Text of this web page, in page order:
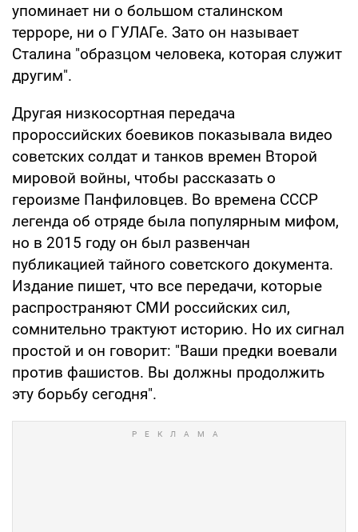
упоминает ни о большом сталинском
терроре, ни о ГУЛАГе. Зато он называет
Сталина "образцом человека, которая служит
другим".
Другая низкосортная передача
пророссийских боевиков показывала видео
советских солдат и танков времен Второй
мировой войны, чтобы рассказать о
героизме Панфиловцев. Во времена СССР
легенда об отряде была популярным мифом,
но в 2015 году он был развенчан
публикацией тайного советского документа.
Издание пишет, что все передачи, которые
распространяют СМИ российских сил,
сомнительно трактуют историю. Но их сигнал
простой и он говорит: "Ваши предки воевали
против фашистов. Вы должны продолжить
эту борьбу сегодня".